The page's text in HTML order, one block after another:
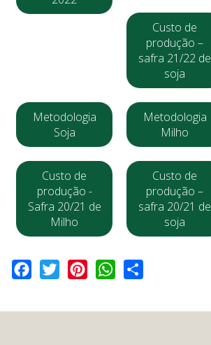
Custo de
produção –
safra 21/22 de
soja
Metodologia
Soja
Metodologia
Milho
Custo de
produção -
Safra 20/21 de
Milho
Custo de
produção –
safra 20/21 de
soja
Facebook
Twitter PinterestWhatsApp